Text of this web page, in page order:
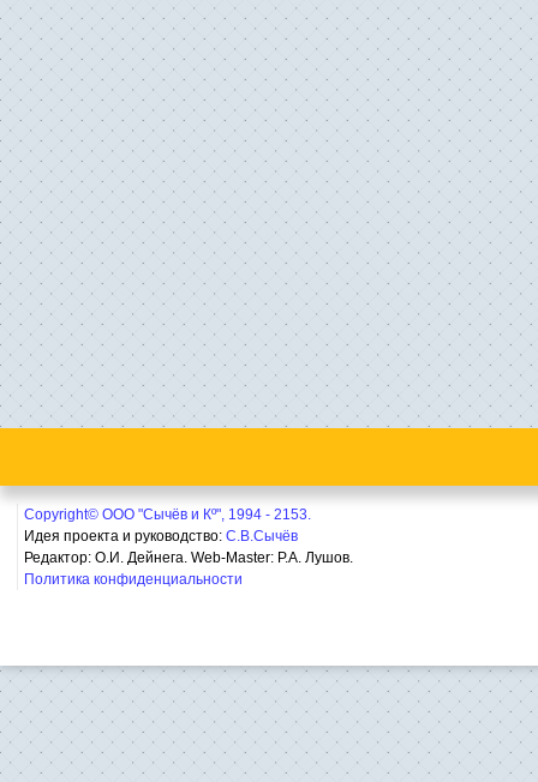
Copyright© ООО "Сычёв и Кº", 1994 - 2153.
Идея проекта и руководство: С.В.Сычёв
Редактор: О.И. Дейнега. Web-Master: Р.А. Лушов.
Политика конфиденциальности